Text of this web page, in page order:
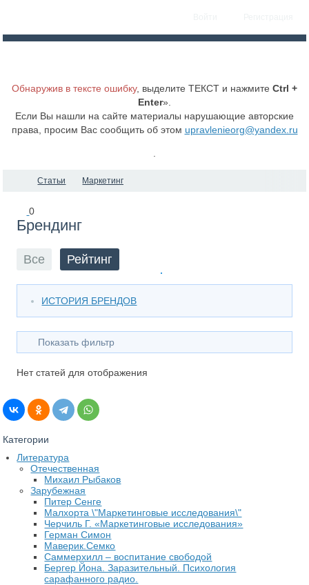
Обнаружив в тексте ошибку, выделите ТЕКСТ и нажмите Ctrl +
Enter».
Если Вы нашли на сайте материалы нарушающие авторские
права, просим Вас сообщить об этом upravlenieorg@yandex.ru
Статьи Маркетинг
0
Брендинг
Все Рейтинг
ИСТОРИЯ БРЕНДОВ
Показать фильтр
Нет статей для отображения
Категории
Литература
Отечественная
Михаил Рыбаков
Зарубежная
Питер Сенге
Малхорта \"Маркетинговые исследования\"
Черчиль Г. «Маркетинговые исследования»
Герман Симон
Маверик.Семко
Саммерхилл – воспитание свободой
Бергер Йона. Заразительный. Психология
сарафанного радио.